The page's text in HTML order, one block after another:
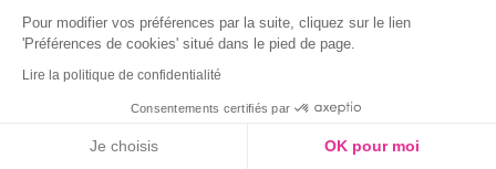
vendredi de 8h30 à 15h30
RÉSEAUX
Pour modifier vos préférences par la suite, cliquez sur le lien
'Préférences de cookies' situé dans le pied de page.
Lire la politique de confidentialité
Consentements certifiés par
Je choisis OK pour moi